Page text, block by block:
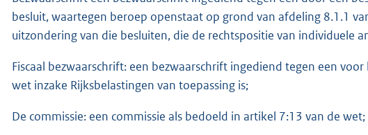
besluit, waartegen beroep openstaat op grond van afdeling 8.1.1
uitzondering van die besluiten, die de rechtspositie van individuele
Fiscaal bezwaarschrift: een bezwaarschrift ingediend tegen een
wet inzake Rijksbelastingen van toepassing is;
De commissie: een commissie als bedoeld in artikel 7:13 van de wet;